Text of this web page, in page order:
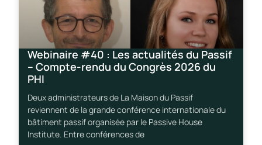
Webinaire #40 : Les actualités du Passif
– Compte-rendu du Congrès 2026 du
PHI
Deux administrateurs de La Maison du Passif
reviennent de la grande conférence internationale du
bâtiment passif organisée par le Passive House
Institute. Entre conférences de